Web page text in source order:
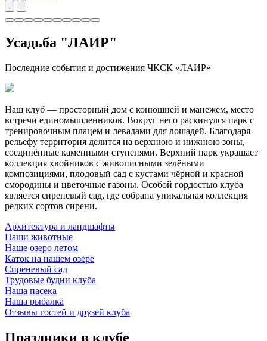
Усадьба "ЛАИР"
Последние события и достижения ЧКСК «ЛАИР»
Наш клуб — просторный дом с конюшней и манежем, место
встречи единомышленников. Вокруг него раскинулся парк с
тренировочным плацем и левадами для лошадей. Благодаря
рельефу территория делится на верхнюю и нижнюю зоны,
соединённые каменными ступенями. Верхний парк украшает
коллекция хвойников с живописными зелёными
композициями, плодовый сад с кустами чёрной и красной
смородины и цветочные газоны. Особой гордостью клуба
является сиреневый сад, где собрана уникальная коллекция
редких сортов сирени.
Архитектура и ландшафты
Наши животные
Наше озеро летом
Каток на нашем озере
Сиреневый сад
Трудовые будни клуба
Наша пасека
Наша рыбалка
Отзывы гостей и друзей клуба
Праздники в клубе